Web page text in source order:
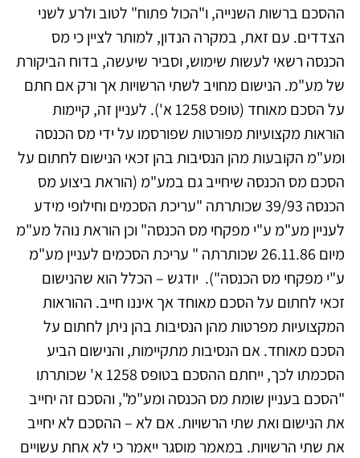
ההסכם ברשות השנייה, ו"הכול פתוח" לטוב ולרע לשני
הצדדים. עם זאת, במקרה הנדון, למותר לציין כי מס
הכנסה רשאי לעשות שימוש, וסביר שיעשה, בדוח הביקורת
של מע"מ. הנישום מחויב לשתי הרשויות אך ורק אם חתם
על הסכם מאוחד (טופס 1258 א'). לעניין זה, קיימות
הוראות מקצועיות מפורטות שפורסמו על ידי מס הכנסה
ומע"מ הקובעות מהן הנסיבות בהן זכאי הנישום לחתום על
הסכם מס הכנסה שיחייב גם במע"מ (הוראת ביצוע מס
הכנסה 39/93 שכותרתה "עריכת הסכמים וחילופי מידע
לעניין מע"מ ע"י מפקחי מס הכנסה" וכן הוראת נוהל מע"מ
מיום 26.11.86 שכותרתה " עריכת הסכמים לעניין מע"מ
ע"י מפקחי מס הכנסה"). יודגש – הכלל הוא שהנישום
זכאי לחתום על הסכם מאוחד אך איננו חייב. ההוראות
המקצועיות מפרטות מהן הנסיבות בהן ניתן לחתום על
הסכם מאוחד. אם הנסיבות מתקיימות, והנישום הביע
הסכמתו לכך, ייחתם ההסכם בטופס 1258 א' שכותרתו
"הסכם בעניין שומת מס הכנסה ומע"מ", והסכם זה יחייב
את הנישום ואת שתי הרשויות. אם לא – ההסכם לא יחייב
את שתי הרשויות. במאמר מוסגר ייאמר כי לא אחת עשויים